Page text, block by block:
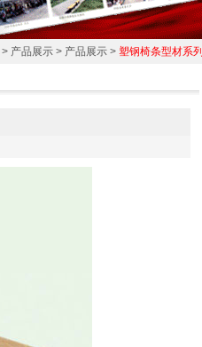
> 产品展示 > 产品展示 > 塑钢椅条型材系列